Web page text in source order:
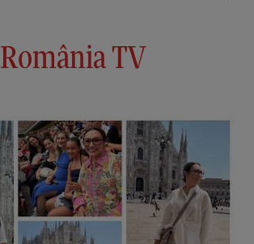
România TV